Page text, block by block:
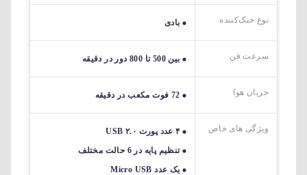
نوع خنک‌کننده بادی
سرعت فن بین 500 تا 800 دور در دقیقه
جریان هوا 72 فوت مکعب در دقیقه
ویژگی های خاص
۴ عدد پورت USB ۲.۰
تنظیم پایه در 6 حالت مختلف
یک عدد Micro USB